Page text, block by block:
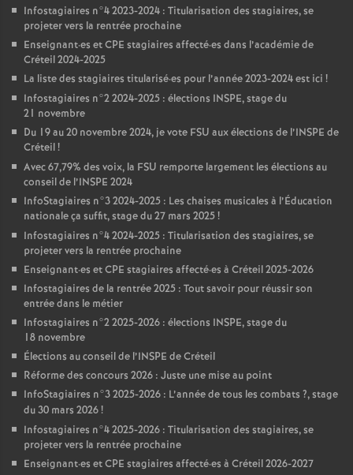
Infostagiaires n°4 2023-2024 : Titularisation des stagiaires, se
projeter vers la rentrée prochaine
Enseignant·es etCPE stagiaires affecté·es dans l’académie de
Créteil 2024-2025
La liste des stagiaires titularisé·es pour l’année 2023-2024 est ici !
Infostagiaires n°2 2024-2025 : élections INSPE, stage du
21 novembre
Du 19 au 20 novembre 2024, je vote FSU aux élections de l’INSPE de
Créteil!
Avec 67,79% des voix, la FSU remporte largement les élections au
conseil de l’INSPE 2024
InfoStagiaires n°3 2024-2025 : Les chaises musicales à l’Éducation
nationale ça suffit, stage du 27 mars 2025!
Infostagiaires n°4 2024-2025 : Titularisation des stagiaires, se
projeter vers la rentrée prochaine
Enseignant·es etCPE stagiaires affecté·es à Créteil 2025-2026
Infostagiaires de la rentrée 2025 : Tout savoir pour réussir son
entrée dans le métier
Infostagiaires n°2 2025-2026 : élections INSPE, stage du
18 novembre
Élections au conseil de l’INSPE de Créteil
Réforme des concours 2026 : Juste une mise au point
InfoStagiaires n°3 2025-2026 : L’année de tous les combats ?, stage
du 30 mars 2026!
Infostagiaires n°4 2025-2026 : Titularisation des stagiaires, se
projeter vers la rentrée prochaine
Enseignant·es etCPE stagiaires affecté·es à Créteil 2026-2027